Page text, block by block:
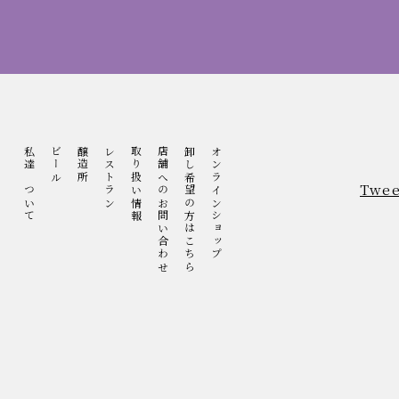
私達について ビール 醸造所 レストラン 取り扱い情報 店舗へのお問い合わせ卸し希望の方はこちらオンラインショップ